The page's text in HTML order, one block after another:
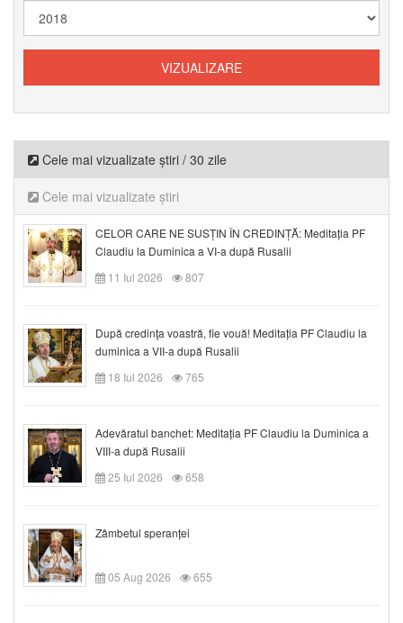
Cele mai vizualizate știri / 30 zile
Cele mai vizualizate știri
CELOR CARE NE SUSȚIN ÎN CREDINȚĂ: Meditația PF
Claudiu la Duminica a VI-a după Rusalii
11 Iul 2026
807
După credinţa voastră, fie vouă! Meditația PF Claudiu la
duminica a VII-a după Rusalii
18 Iul 2026
765
Adevăratul banchet: Meditația PF Claudiu la Duminica a
VIII-a după Rusalii
25 Iul 2026
658
Zâmbetul speranței
05 Aug 2026 655